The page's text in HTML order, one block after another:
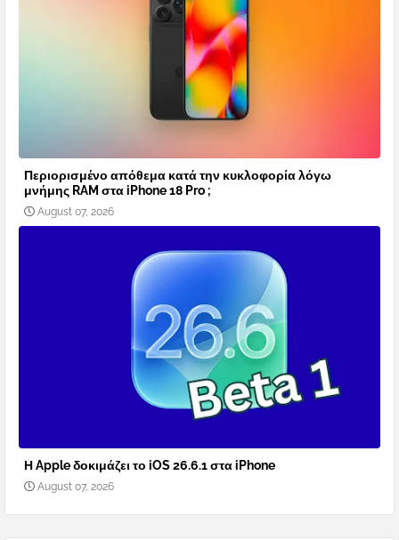
Περιορισμένο απόθεμα κατά την κυκλοφορία λόγω
μνήμης RAM στα iPhone 18 Pro ;
August 07, 2026
Η Apple δοκιμάζει το iOS 26.6.1 στα iPhone
August 07, 2026